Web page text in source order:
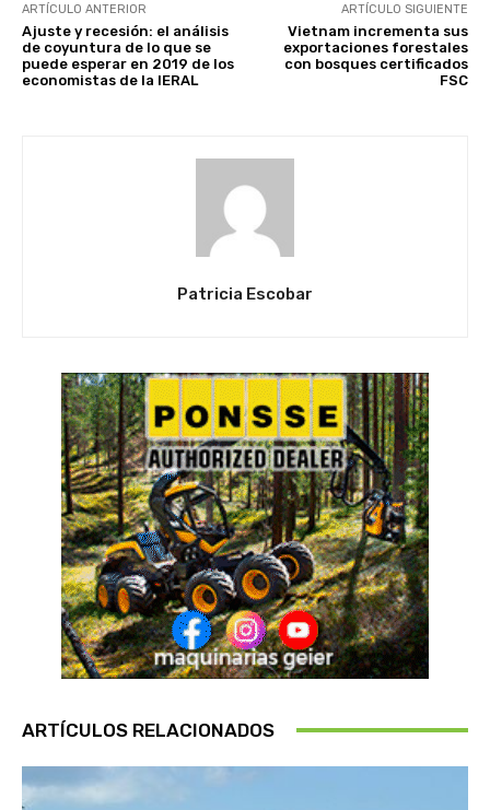
ARTÍCULO ANTERIOR
Ajuste y recesión: el análisis
de coyuntura de lo que se
puede esperar en 2019 de los
economistas de la IERAL
ARTÍCULO SIGUIENTE
Vietnam incrementa sus
exportaciones forestales
con bosques certificados
FSC
Patricia Escobar
ARTÍCULOS RELACIONADOS